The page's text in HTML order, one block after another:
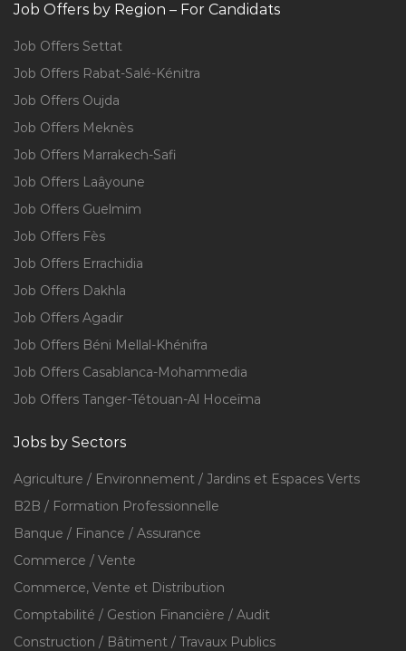
Job Offers by Region – For Candidats
Job Offers Settat
Job Offers Rabat-Salé-Kénitra
Job Offers Oujda
Job Offers Meknès
Job Offers Marrakech-Safi
Job Offers Laâyoune
Job Offers Guelmim
Job Offers Fès
Job Offers Errachidia
Job Offers Dakhla
Job Offers Agadir
Job Offers Béni Mellal-Khénifra
Job Offers Casablanca-Mohammedia
Job Offers Tanger-Tétouan-Al Hoceïma
Jobs by Sectors
Agriculture / Environnement / Jardins et Espaces Verts
B2B / Formation Professionnelle
Banque / Finance / Assurance
Commerce / Vente
Commerce, Vente et Distribution
Comptabilité / Gestion Financière / Audit
Construction / Bâtiment / Travaux Publics